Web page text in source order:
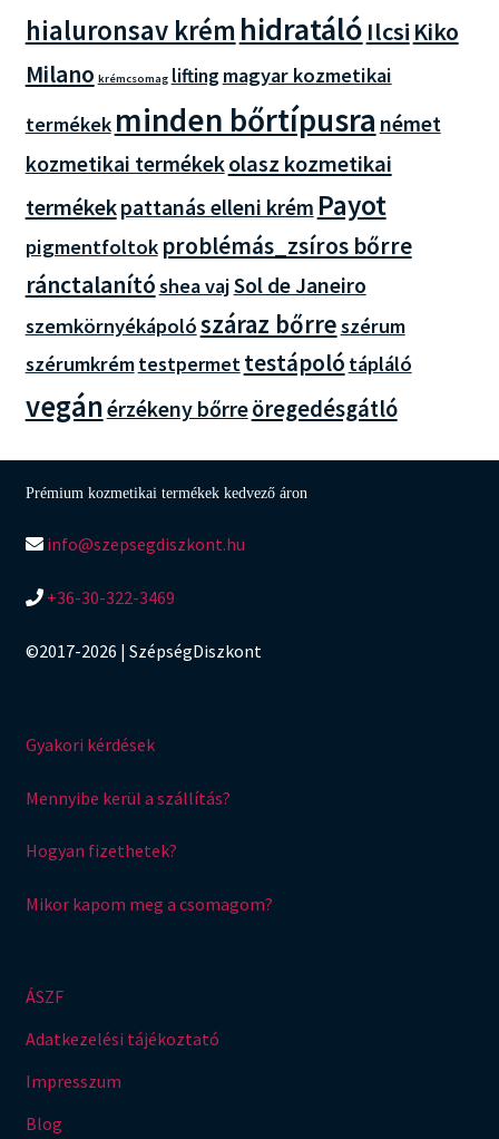
hialuronsav krémhidratáló Ilcsi Kiko
Milano krémcsomag lifting magyar kozmetikai
termékek minden bőrtípusra német
kozmetikai termékekolasz kozmetikai
termékekpattanás elleni krém Payot
pigmentfoltok problémás_zsíros bőrre
ránctalanítóshea vajSol de Janeiro
szemkörnyékápolószáraz bőrreszérum
szérumkrémtestpermettestápoló tápláló
vegánérzékeny bőrreöregedésgátló
Prémium kozmetikai termékek kedvező áron
info@szepsegdiszkont.hu
+36-30-322-3469
©2017-2026 | SzépségDiszkont
Gyakori kérdések
Mennyibe kerül a szállítás?
Hogyan fizethetek?
Mikor kapom meg a csomagom?
ÁSZF
Adatkezelési tájékoztató
Impresszum
Blog